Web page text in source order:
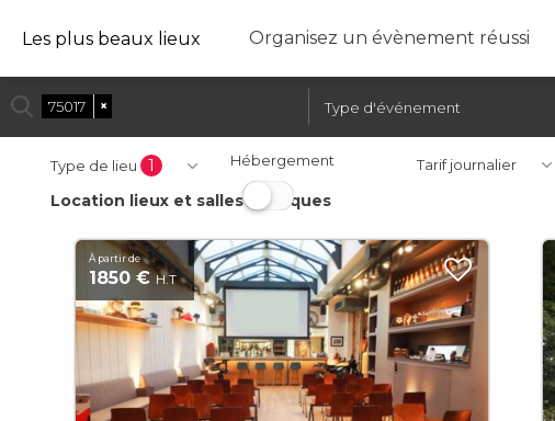
Les plus beaux lieux Organisez un évènement réussi
75017 ×
Type de lieu 1 Hébergement Tarif journalier
Location lieux et salles atypiques
À partir de
1850 €H.T